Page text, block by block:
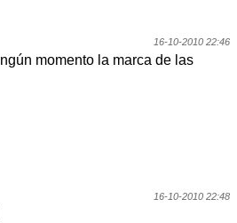
16-10-2010 22:46
momento la marca de las
16-10-2010 22:48